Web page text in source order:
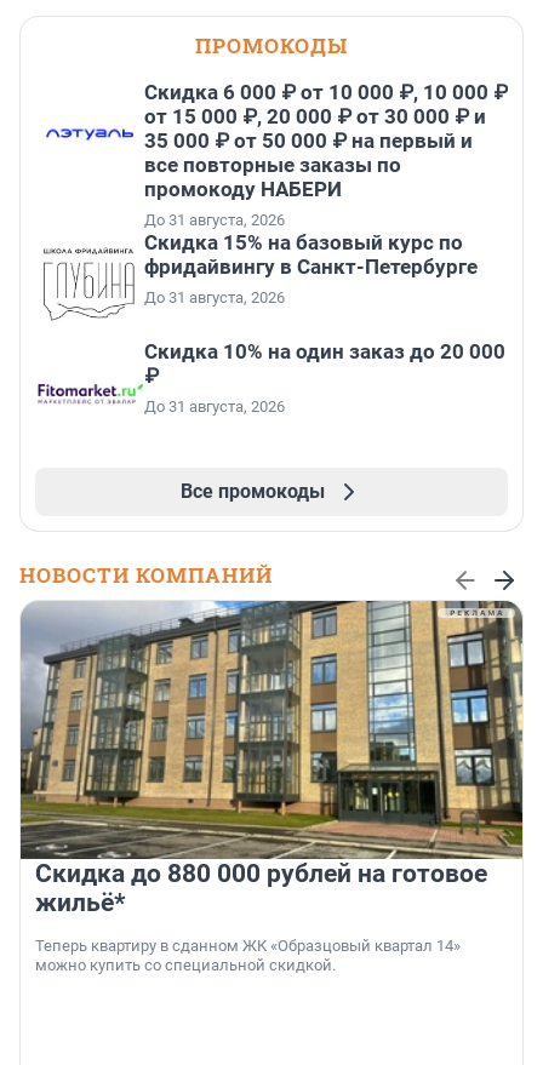
ПРОМОКОДЫ
Скидка 6 000 ₽ от 10 000 ₽, 10 000 ₽
от 15 000 ₽, 20 000 ₽ от 30 000 ₽ и
35 000 ₽ от 50 000 ₽ на первый и
все повторные заказы по
промокоду НАБЕРИ
До 31 августа, 2026
Скидка 15% на базовый курс по
фридайвингу в Санкт-Петербурге
До 31 августа, 2026
Скидка 10% на один заказ до 20 000
₽
До 31 августа, 2026
Все промокоды
НОВОСТИ КОМПАНИЙ
Скидка до 880 000 рублей на готовое
жильё*
Теперь квартиру в сданном ЖК «Образцовый квартал 14»
можно купить со специальной скидкой.